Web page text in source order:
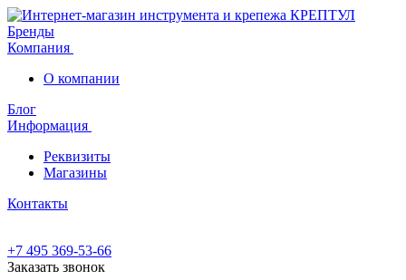
Бренды
Компания
О компании
Блог
Информация
Реквизиты
Магазины
Контакты
+7 495 369-53-66
Заказать звонок